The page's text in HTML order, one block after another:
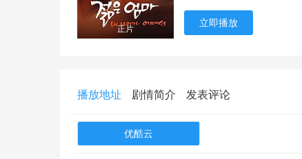
正片
立即播放
播放地址 剧情简介 发表评论
优酷云